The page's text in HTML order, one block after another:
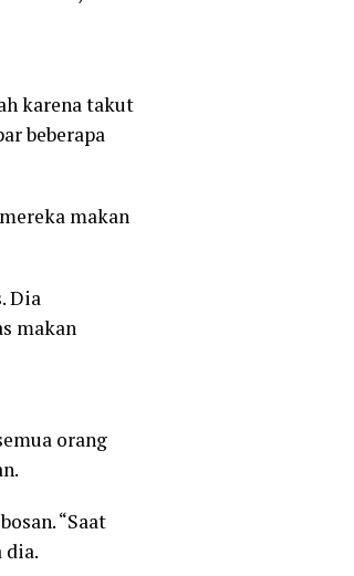
karena takut
beberapa
makan
Dia
makan
orang
“Saat
dia.